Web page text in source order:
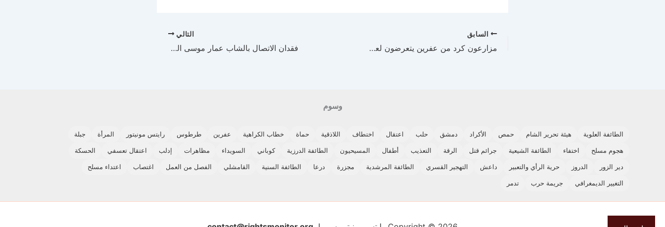
السابق
مزارعون كرد من عفرين يتعرضون لعملية سطو على محاصيل الزيتون الخاصة بهم
التالي
فقدان الاتصال بالشاب عمار موسى العلي من الطائفة العلوية في حمص
وسوم
الطائفة العلوية هيئة تحرير الشام حمص الأكراد دمشق حلب اعتقال اختطاف اللاذقية حماة خطاب الكراهية عفرين طرطوس رايتس مونيتور المرأة جبلة
هجوم مسلح اختفاء الطائفة الشيعية جرائم قتل الرقة التعذيب أطفال المسيحيون الطائفة الدرزية كوباني السويداء مظاهرات إدلب اعتقال تعسفي الحسكة
دير الزور الدروز حرية الرأي والتعبير داعش التهجير القسري الطائفة المرشدية مجزرة درعا الطائفة السنية القامشلي الفصل من العمل اغتصاب اعتداء مسلح
التغيير الديمغرافي جريمة حرب تدمر